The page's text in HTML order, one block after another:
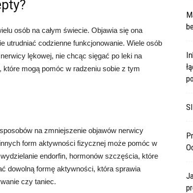
osób na całym świecie. Objawia się ona
utrudniać codzienne funkcjonowanie. Wiele osób
lękowej, nie chcąc sięgać po leki na
mogą pomóc w radzeniu sobie z tym
na zmniejszenie objawów nerwicy
form aktywności fizycznej może pomóc w
endorfin, hormonów szczęścia, które
dowolną formę aktywności, która sprawia
czy taniec.